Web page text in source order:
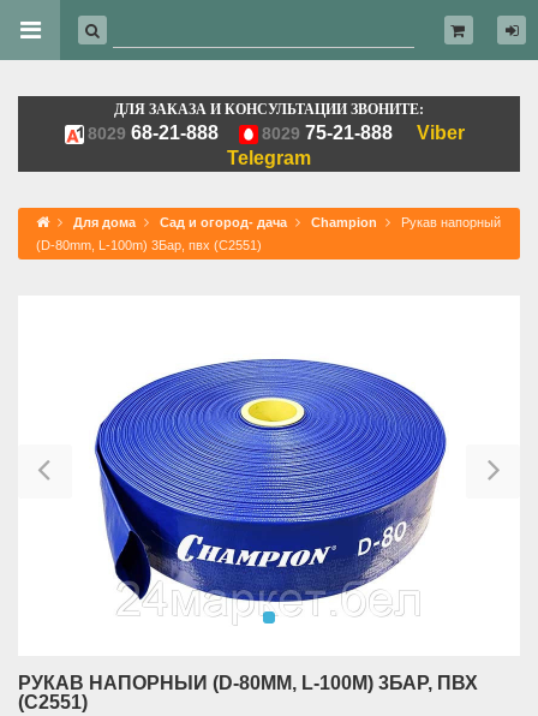
ДЛЯ ЗАКАЗА И КОНСУЛЬТАЦИИ ЗВОНИТЕ:
8029 68-21-888 8029 75-21-888
Viber
Telegram
Для дома Сад и огород- дача Champion
Рукав напорный
(D-80mm, L-100m) 3Бар, пвх (C2551)
Previous
РУКАВ НАПОРНЫЙ (D-80MM, L-100M) 3БАР, ПВХ
(C2551)